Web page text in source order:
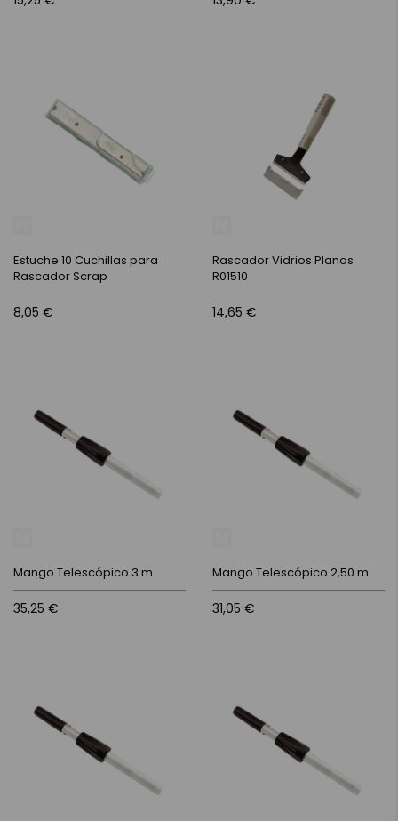
Estuche 10 Cuchillas para
Rascador Scrap
8,05 €
Rascador Vidrios Planos
R01510
14,65 €
Mango Telescópico 3 m
35,25 €
Mango Telescópico 2,50 m
31,05 €